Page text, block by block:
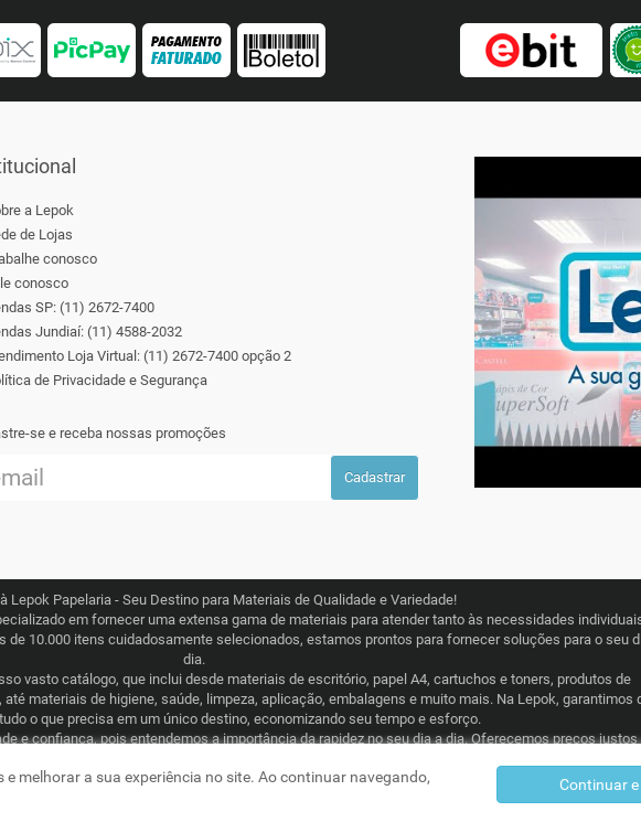
a Lepok
de Lojas
conosco
conosco
SP: (11) 2672-7400
Jundiaí: (11) 4588-2032
Loja Virtual: (11) 2672-7400 opção 2
de Privacidade e Segurança
se e receba nossas promoções
Cadastrar
Lepok Papelaria - Seu Destino para Materiais de Qualidade e Variedade!
em fornecer uma extensa gama de materiais para atender tanto às necessidades
de 10.000 itens cuidadosamente selecionados, estamos prontos para fornecer soluções para o seu
dia.
vasto catálogo, que inclui desde materiais de escritório, papel A4, cartuchos e toners, produtos de
materiais de higiene, saúde, limpeza, aplicação, embalagens e muito mais. Na Lepok, garantimos
o que precisa em um único destino, economizando seu tempo e esforço.
e confiança, pois entendemos a importância da rapidez no seu dia a dia. Oferecemos preços justos
em tornar sua experiência de compra simples e garantida.
melhorar a sua experiência no site. Ao continuar navegando,
Continuar